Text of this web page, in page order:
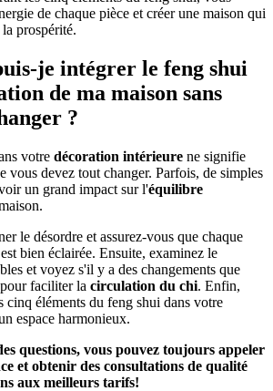
de chaque pièce et créer une maison qui
prospérité.
je intégrer le feng shui
de ma maison sans
?
votre décoration intérieure ne signifie
vous devez tout changer. Parfois, de simples
un grand impact sur l'équilibre
le désordre et assurez-vous que chaque
bien éclairée. Ensuite, examinez le
et voyez s'il y a des changements que
faciliter la circulation du chi. Enfin,
cinq éléments du feng shui dans votre
espace harmonieux.
questions, vous pouvez toujours appeler
et obtenir des consultations de qualité
aux meilleurs tarifs!